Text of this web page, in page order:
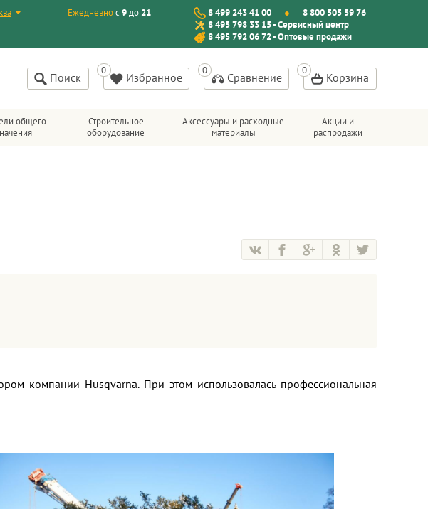
Ежедневнос9до 21 8 499 243 41 00
8 800 505 59 76
8 495 798 33 15 - Сервисный центр
8 495 792 06 72 - Оптовые продажи
Поиск Избранное Сравнение Корзина
общего
Строительное
оборудование
Аксессуары и расходные
материалы
Акции и
распродажи
компании Husqvarna. При этом использовалась профессиональная